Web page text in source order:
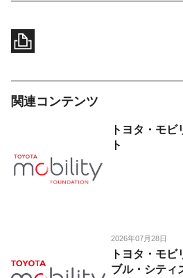
関連コンテンツ
トヨタ・モ
ト
2026年07月28日
トヨタ・モ
ブル・シティ